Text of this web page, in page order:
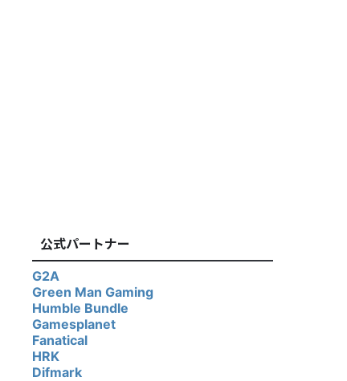
公式パートナー
G2A
Green Man Gaming
Humble Bundle
Gamesplanet
Fanatical
HRK
Difmark